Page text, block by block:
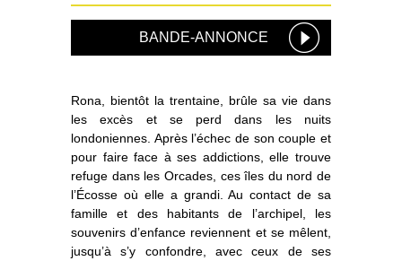
BANDE-ANNONCE
Rona, bientôt la trentaine, brûle sa vie dans
les excès et se perd dans les nuits
londoniennes. Après l’échec de son couple et
pour faire face à ses addictions, elle trouve
refuge dans les Orcades, ces îles du nord de
l’Écosse où elle a grandi. Au contact de sa
famille et des habitants de l’archipel, les
souvenirs d’enfance reviennent et se mêlent,
jusqu’à s’y confondre, avec ceux de ses